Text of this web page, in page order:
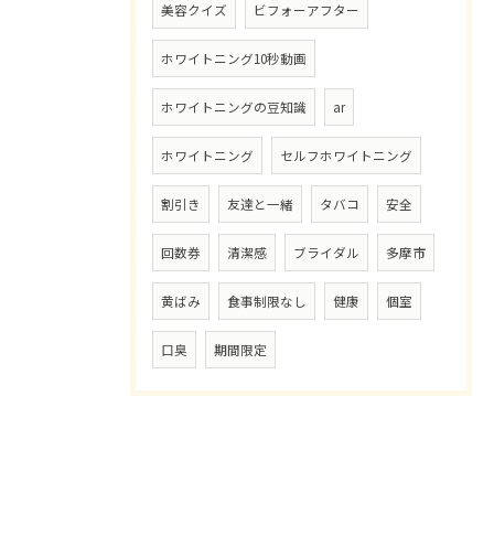
美容クイズ ビフォーアフター
ホワイトニング10秒動画
ホワイトニングの豆知識 ar
ホワイトニング セルフホワイトニング
割引き 友達と一緒 タバコ 安全
回数券 清潔感 ブライダル 多摩市
黄ばみ 食事制限なし 健康 個室
口臭 期間限定